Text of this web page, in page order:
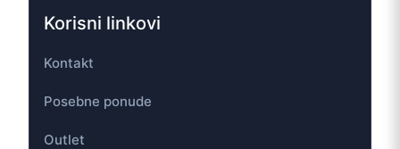
Korisni linkovi
Kontakt
Posebne ponude
Outlet